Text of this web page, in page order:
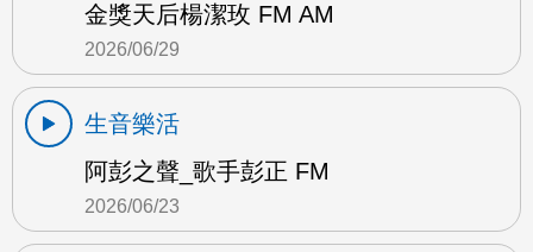
金獎天后楊潔玫 FM AM
2026/06/29
生音樂活
阿彭之聲_歌手彭正 FM
2026/06/23